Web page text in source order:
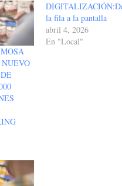
la fila a la pantalla
abril 4, 2026
En "Local"